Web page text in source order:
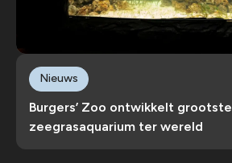
Burgers’ Zoo ontwikkelt grootste
zeegrasaquarium ter wereld
Nieuws